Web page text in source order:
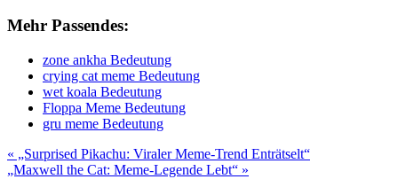
Mehr Passendes:
zone ankha Bedeutung
crying cat meme Bedeutung
wet koala Bedeutung
Floppa Meme Bedeutung
gru meme Bedeutung
Beitragsnavigation
« „Surprised Pikachu: Viraler Meme-Trend Enträtselt“
„Maxwell the Cat: Meme-Legende Lebt“ »